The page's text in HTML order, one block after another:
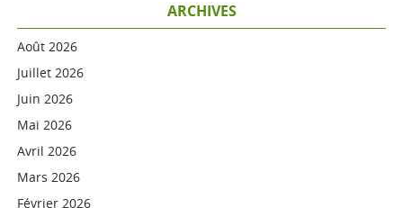
ARCHIVES
Août 2026
Juillet 2026
Juin 2026
Mai 2026
Avril 2026
Mars 2026
Février 2026